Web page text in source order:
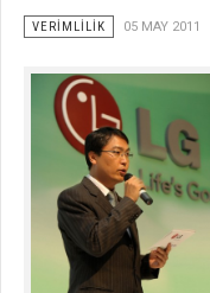
VERIMLILIK 05 MAY 2011